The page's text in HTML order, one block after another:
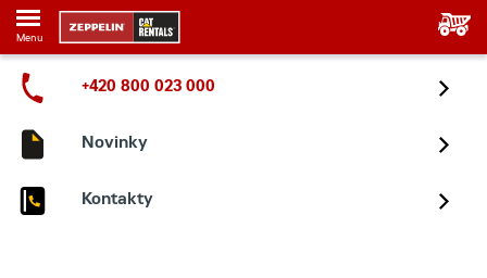
Menu
+420 800 023 000
Novinky
Kontakty